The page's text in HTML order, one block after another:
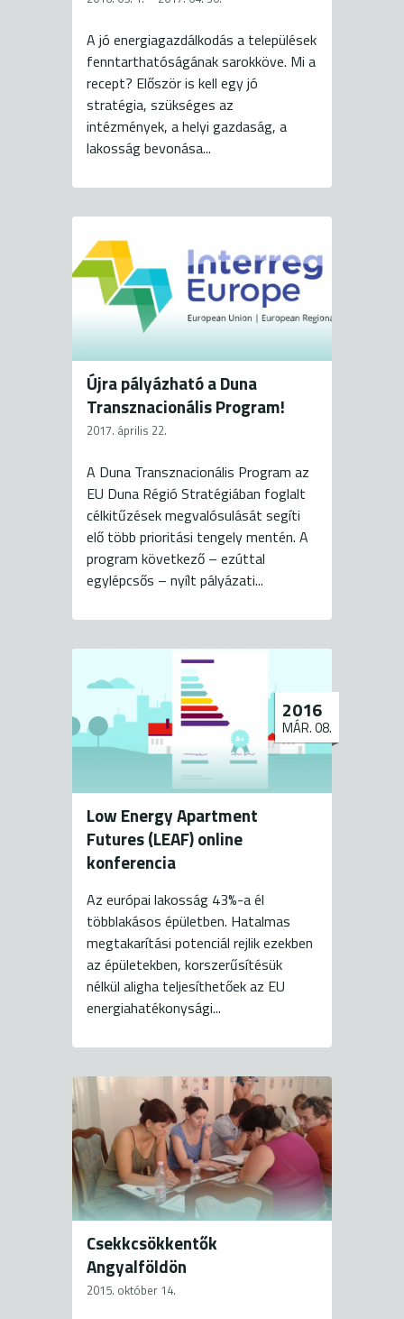
A jó energiagazdálkodás a települések
fenntarthatóságának sarokköve. Mi a
recept? Először is kell egy jó
stratégia, szükséges az
intézmények, a helyi gazdaság, a
lakosság bevonása...
Újra pályázható a Duna
Transznacionális Program!
2017. április 22.
A Duna Transznacionális Program az
EU Duna Régió Stratégiában foglalt
célkitűzések megvalósulását segíti
elő több prioritási tengely mentén. A
program következő – ezúttal
egylépcsős – nyílt pályázati...
Low Energy Apartment
Futures (LEAF) online
konferencia
2016
MÁR. 08.
Az európai lakosság 43%-a él
többlakásos épületben. Hatalmas
megtakarítási potenciál rejlik ezekben
az épületekben, korszerűsítésük
nélkül aligha teljesíthetőek az EU
energiahatékonysági...
Csekkcsökkentők
Angyalföldön
2015. október 14.